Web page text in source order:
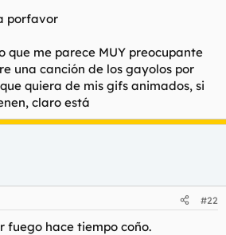
porfavor
que me parece MUY preocupante
una canción de los gayolos por
quiera de mis gifs animados, si
claro está
#22
fuego hace tiempo coño.